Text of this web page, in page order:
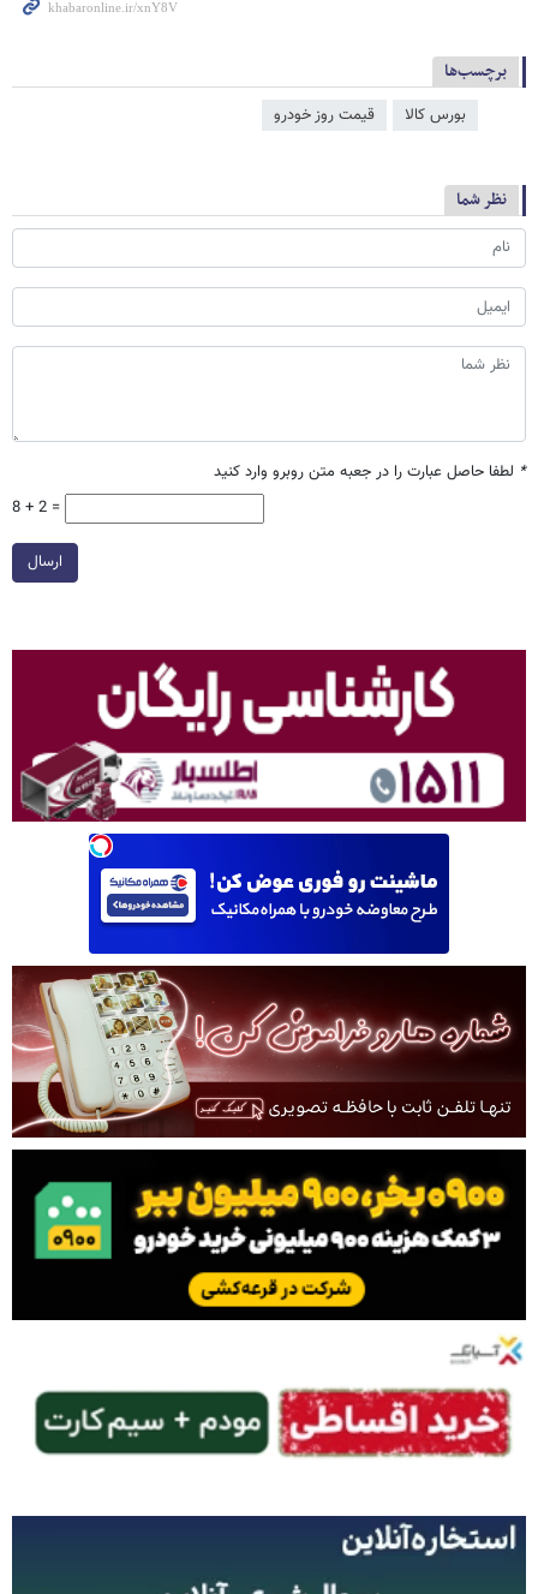
برچسب‌ها
بورس کالا قیمت روز خودرو
نظر شما
* لطفا حاصل عبارت را در جعبه متن روبرو وارد کنید
8 + 2 =
ارسال